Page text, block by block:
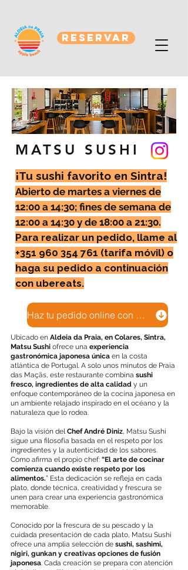
RESERVAR
MATSU SUSHI
¡Tu sushi favorito en Sintra!
Abierto de martes a viernes de
12:00 a 14:30; fines de semana de
12:00 a 14:30 y de 18:00 a 21:30.
Para realizar un pedido, llame al
+351 960 354 761 (tarifa móvil) o
haga su pedido a continuación
con ubereats.
Haz tu pedido online con Uber Eats.
Ubicado en Aldeia da Praia, en Colares, Sintra,
Matsu Sushi ofrece una experiencia
gastronómica japonesa única en la costa
atlántica de Portugal. A solo unos minutos de Praia
das Maçãs, este restaurante combina sushi
fresco, ingredientes de alta calidad y un
enfoque contemporáneo de la cocina japonesa en
un ambiente relajado inspirado en el océano y la
naturaleza que lo rodea.
Bajo la visión delChef André Diniz, Matsu Sushi
sigue una filosofía basada en el respeto por los
ingredientes y la autenticidad de los sabores.
Como afirma el propio chef: “El arte de cocinar
comienza cuando existe respeto por los
alimentos.” Esta dedicación se refleja en cada
plato, donde técnica, creatividad y frescura se
unen para crear una experiencia gastronómica
memorable.
Conocido por la frescura de su pescado y la
cuidada presentación de cada plato, Matsu Sushi
ofrece una amplia selección de sushi, sashimi,
nigiri, gunkan y creativas opciones de fusión
japonesa. Cada creación se prepara con atención